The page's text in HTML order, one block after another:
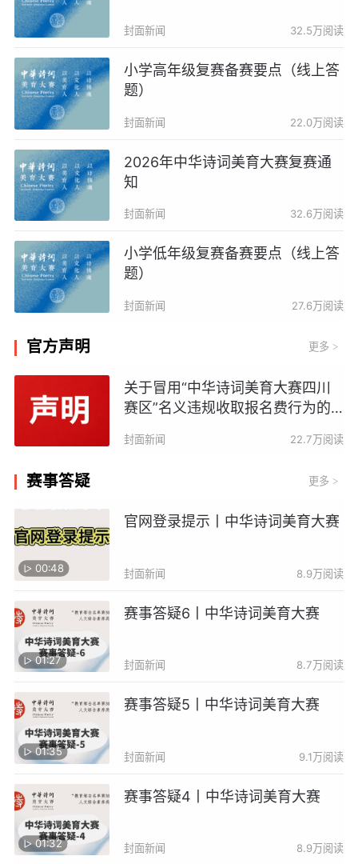
封面新闻 32.5万阅读
小学高年级复赛备赛要点（线上答
题）
封面新闻 22.0万阅读
2026年中华诗词美育大赛复赛通
知
封面新闻 32.6万阅读
小学低年级复赛备赛要点（线上答
题）
封面新闻 27.6万阅读
官方声明 更多 >
关于冒用“中华诗词美育大赛四川
赛区”名义违规收取报名费行为的
封面新闻 22.7万阅读
赛事答疑 更多 >
00:48
官网登录提示丨中华诗词美育大赛
封面新闻 8.9万阅读
01:27
赛事答疑6丨中华诗词美育大赛
封面新闻 8.7万阅读
01:35
赛事答疑5丨中华诗词美育大赛
封面新闻 9.1万阅读
01:32
赛事答疑4丨中华诗词美育大赛
封面新闻 8.9万阅读